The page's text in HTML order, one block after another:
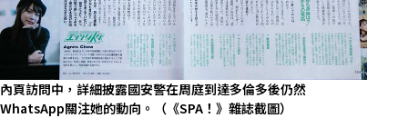
內頁訪問中，詳細披露國安警在周庭到達多倫多後仍然
WhatsApp關注她的動向。（《SPA！》雜誌截圖）